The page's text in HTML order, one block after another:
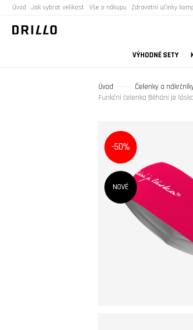
Úvod Jak vybrat velikost Vše o nákupu Zdravotní účinky
VÝHODNÉ SETY
Úvod
Čelenky a
Funkční čelenka Běhání je
-50%
NOVÉ